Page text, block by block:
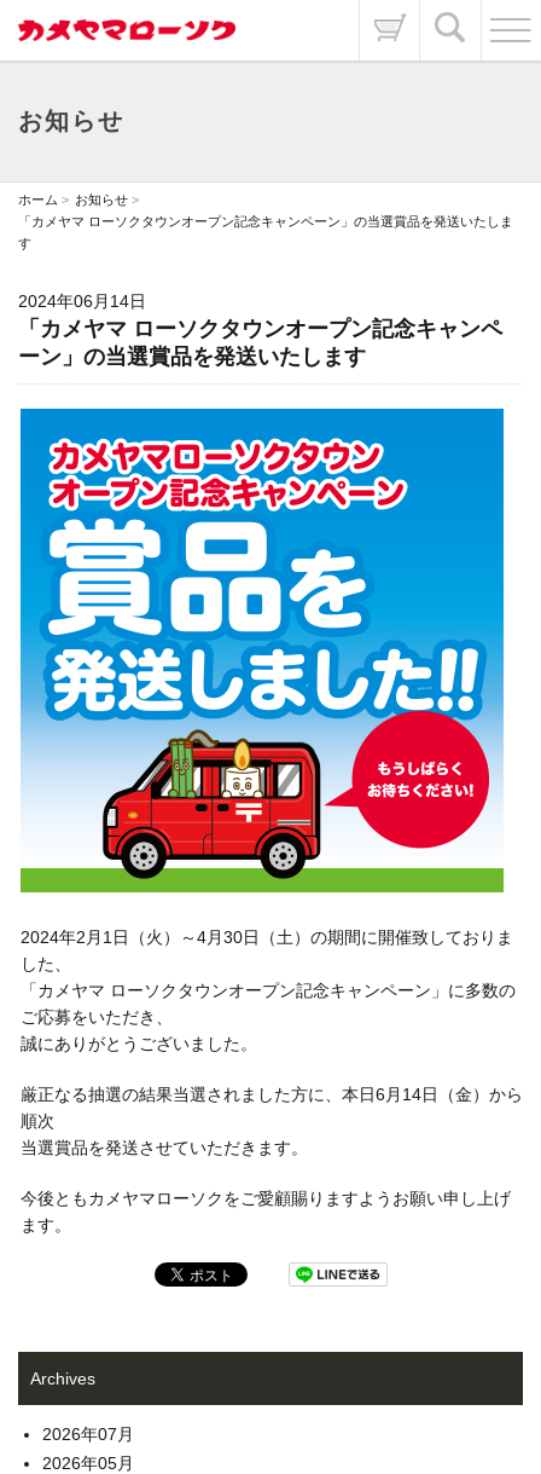
お知らせ
ホーム
お知らせ
「カメヤマ ローソクタウンオープン記念キャンペーン」の当選賞品を発送いたしま
す
2024年06月14日
「カメヤマ ローソクタウンオープン記念キャンペ
ーン」の当選賞品を発送いたします
2024年2月1日（火）～4月30日（土）の期間に開催致しておりま
した、
「カメヤマ ローソクタウンオープン記念キャンペーン」に多数の
ご応募をいただき、
誠にありがとうございました。
厳正なる抽選の結果当選されました方に、本日6月14日（金）から
順次
当選賞品を発送させていただきます。
今後ともカメヤマローソクをご愛顧賜りますようお願い申し上げ
ます。
Archives
2026年07月
2026年05月